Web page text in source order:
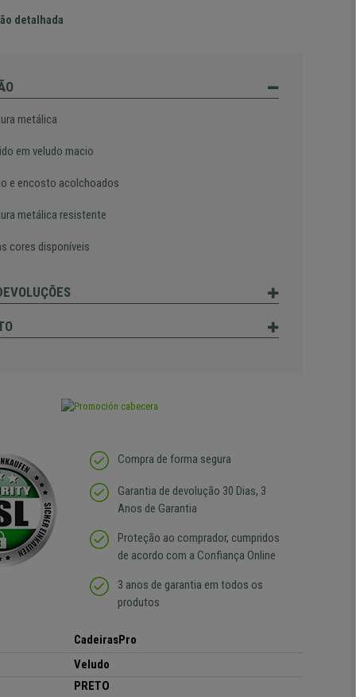
detalhada
metálica
em veludo macio
e encosto acolchoados
metálica resistente
cores disponíveis
Compra de forma segura
Garantia de devolução 30 Dias, 3
Anos de Garantia
Proteção ao comprador, cumpridos
de acordo com a Confiança Online
3 anos de garantia em todos os
produtos
CadeirasPro
Veludo
PRETO